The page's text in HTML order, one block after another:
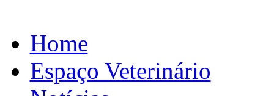
Home
Espaço Veterinário